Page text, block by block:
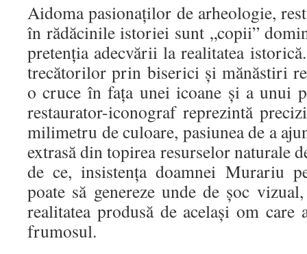
Aidoma pasionaților de arheologie,
în rădăcinile istoriei sunt „copii”
pretenția adecvării la realitatea
trecătorilor prin biserici și mănăstiri
o cruce în fața unei icoane și a unui
restaurator-iconograf reprezintă
milimetru de culoare, pasiunea de a
extrasă din topirea resurselor naturale
de ce, insistența doamnei Murariu
poate să genereze unde de șoc
realitatea produsă de același om
frumosul.